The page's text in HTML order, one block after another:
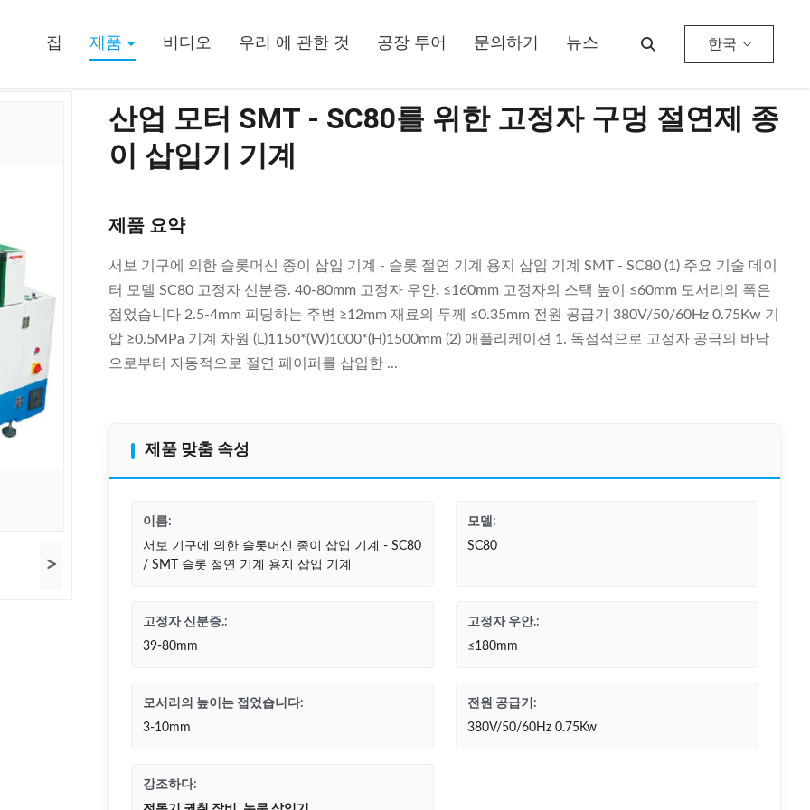
집 제품 비디오 우리 에 관한 것 공장 투어 문의하기 뉴스 한국
>
산업 모터 SMT - SC80를 위한 고정자 구멍 절연제 종
이 삽입기 기계
제품 요약
서보 기구에 의한 슬롯머신 종이 삽입 기계 - 슬롯 절연 기계 용지 삽입 기계 SMT - SC80 (1) 주요 기술 데이
터 모델 SC80 고정자 신분증. 40-80mm 고정자 우안. ≤160mm 고정자의 스택 높이 ≤60mm 모서리의 폭은
접었습니다 2.5-4mm 피딩하는 주변 ≥12mm 재료의 두께 ≤0.35mm 전원 공급기 380V/50/60Hz 0.75Kw 기
압 ≥0.5MPa 기계 차원 (L)1150*(W)1000*(H)1500mm (2) 애플리케이션 1. 독점적으로 고정자 공극의 바닥
으로부터 자동적으로 절연 페이퍼를 삽입한 ...
제품 맞춤 속성
이름:
서보 기구에 의한 슬롯머신 종이 삽입 기계 - SC80
/ SMT 슬롯 절연 기계 용지 삽입 기계
모델:
SC80
고정자 신분증.:
39-80mm
고정자 우안.:
≤180mm
모서리의 높이는 접었습니다:
3-10mm
전원 공급기:
380V/50/60Hz 0.75Kw
강조하다: